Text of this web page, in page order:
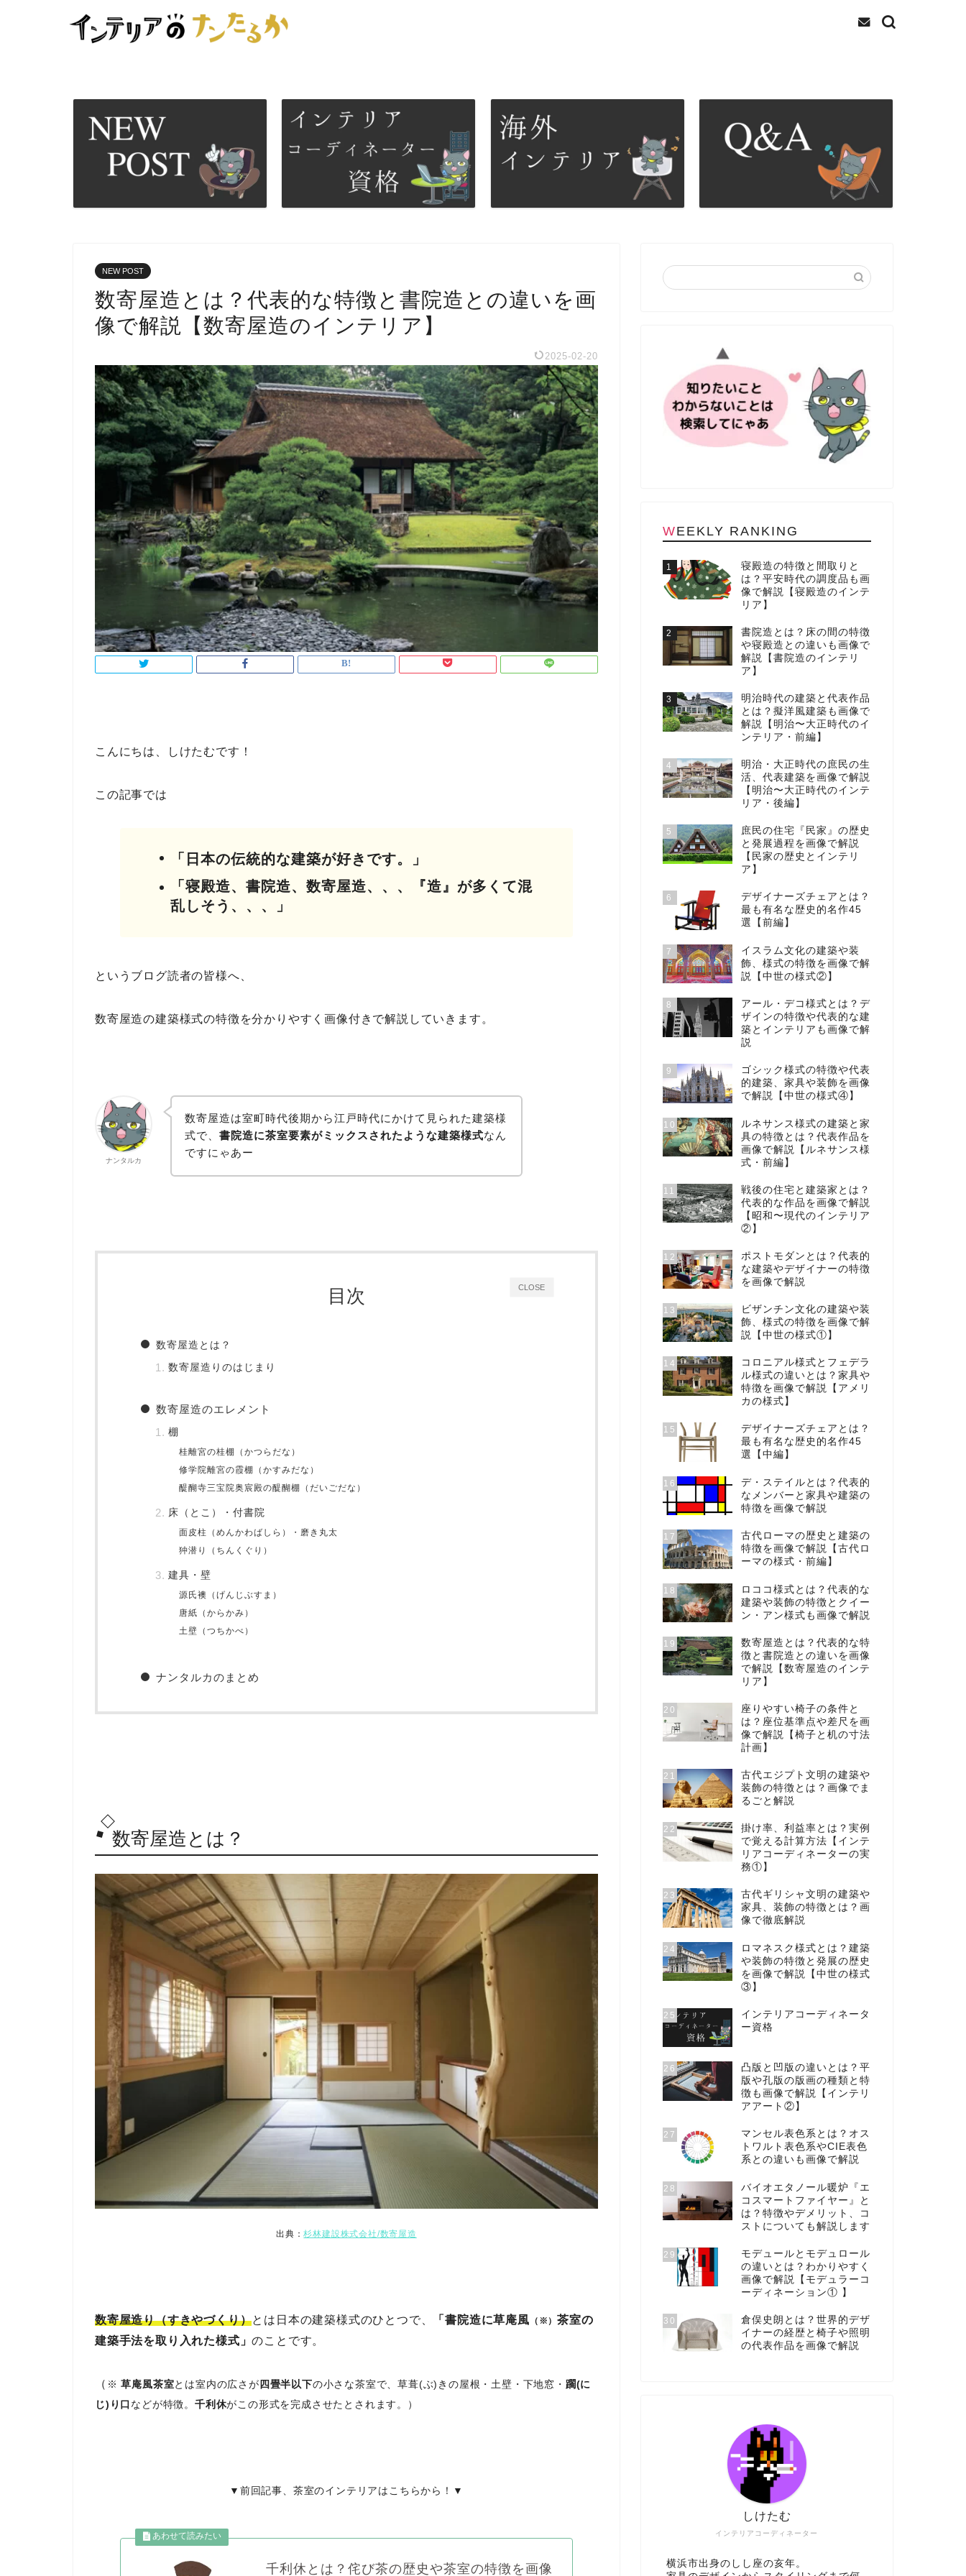
NEW POST
数寄屋造とは？代表的な特徴と書院造との違いを画
像で解説【数寄屋造のインテリア】
2025-02-20
こんにちは、しけたむです！
この記事では
「日本の伝統的な建築が好きです。」
「寝殿造、書院造、数寄屋造、、、『造』が多くて混
乱しそう、、、」
というブログ読者の皆様へ、
数寄屋造の建築様式の特徴を分かりやすく画像付きで解説していきます。
ナンタルカ
数寄屋造は室町時代後期から江戸時代にかけて見られた建築様
式で、書院造に茶室要素がミックスされたような建築様式なん
ですにゃあー
CLOSE
目次
数寄屋造とは？
数寄屋造りのはじまり
数寄屋造のエレメント
棚
桂離宮の桂棚（かつらだな）
修学院離宮の霞棚（かすみだな）
醍醐寺三宝院奥宸殿の醍醐棚（だいごだな）
床（とこ）・付書院
面皮柱（めんかわばしら）・磨き丸太
狆潜り（ちんくぐり）
建具・壁
源氏襖（げんじぶすま）
唐紙（からかみ）
土壁（つちかべ）
ナンタルカのまとめ
数寄屋造とは？
出典：杉林建設株式会社/数寄屋造
数寄屋造り（すきやづくり）とは日本の建築様式のひとつで、 「書院造に草庵風 （※）茶室の
建築手法を取り入れた様式」のことです。
（ ※草庵風茶室とは室内の広さが 四畳半以下の小さな茶室で、草葺(ぶ)きの屋根・土壁・下地窓・ 躙(に
じ)り口 などが特徴。千利休がこの形式を完成させたとされます。）
▼前回記事、茶室のインテリアはこちらから！▼
千利休とは？侘び茶の歴史や茶室の特徴を画像
WEEKLY RANKING
1
寝殿造の特徴と間取りと
は？平安時代の調度品も画
像で解説【寝殿造のインテ
リア】
2
書院造とは？床の間の特徴
や寝殿造との違いも画像で
解説【書院造のインテリ
ア】
3
明治時代の建築と代表作品
とは？擬洋風建築も画像で
解説【明治〜大正時代のイ
ンテリア・前編】
4
明治・大正時代の庶民の生
活、代表建築を画像で解説
【明治〜大正時代のインテ
リア・後編】
5
庶民の住宅『民家』の歴史
と発展過程を画像で解説
【民家の歴史とインテリ
ア】
6
デザイナーズチェアとは？
最も有名な歴史的名作45
選【前編】
7
イスラム文化の建築や装
飾、様式の特徴を画像で解
説【中世の様式②】
8
アール・デコ様式とは？デ
ザインの特徴や代表的な建
築とインテリアも画像で解
説
9
ゴシック様式の特徴や代表
的建築、家具や装飾を画像
で解説【中世の様式④】
10
ルネサンス様式の建築と家
具の特徴とは？代表作品を
画像で解説【ルネサンス様
式・前編】
11
戦後の住宅と建築家とは？
代表的な作品を画像で解説
【昭和〜現代のインテリア
②】
12
ポストモダンとは？代表的
な建築やデザイナーの特徴
を画像で解説
13
ビザンチン文化の建築や装
飾、様式の特徴を画像で解
説【中世の様式①】
14
コロニアル様式とフェデラ
ル様式の違いとは？家具や
特徴を画像で解説【アメリ
カの様式】
15
デザイナーズチェアとは？
最も有名な歴史的名作45
選【中編】
16
デ・ステイルとは？代表的
なメンバーと家具や建築の
特徴を画像で解説
17
古代ローマの歴史と建築の
特徴を画像で解説【古代ロ
ーマの様式・前編】
18
ロココ様式とは？代表的な
建築や装飾の特徴とクイー
ン・アン様式も画像で解説
19
数寄屋造とは？代表的な特
徴と書院造との違いを画像
で解説【数寄屋造のインテ
リア】
20
座りやすい椅子の条件と
は？座位基準点や差尺を画
像で解説【椅子と机の寸法
計画】
21
古代エジプト文明の建築や
装飾の特徴とは？画像でま
るごと解説
22
掛け率、利益率とは？実例
で覚える計算方法【インテ
リアコーディネーターの実
務①】
23
古代ギリシャ文明の建築や
家具、装飾の特徴とは？画
像で徹底解説
24
ロマネスク様式とは？建築
や装飾の特徴と発展の歴史
を画像で解説【中世の様式
③】
25
インテリアコーディネータ
ー資格
26
凸版と凹版の違いとは？平
版や孔版の版画の種類と特
徴も画像で解説【インテリ
アアート②】
27
マンセル表色系とは？オス
トワルト表色系やCIE表色
系との違いも画像で解説
28
バイオエタノール暖炉『エ
コスマートファイヤー』と
は？特徴やデメリット、コ
ストについても解説します
29
モデュールとモデュロール
の違いとは？わかりやすく
画像で解説【モデュラーコ
ーディネーション① 】
30
倉俣史朗とは？世界的デザ
イナーの経歴と椅子や照明
の代表作品を画像で解説
インテリアコーディネーター
しけたむ
横浜市出身のしし座の亥年。